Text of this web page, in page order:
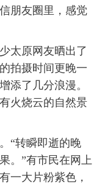
朋友圈里，感觉
太原网友晒出了
拍摄时间更晚一
添了几分浪漫。
火烧云的自然景
“转瞬即逝的晚
。”有市民在网上
一大片粉紫色，